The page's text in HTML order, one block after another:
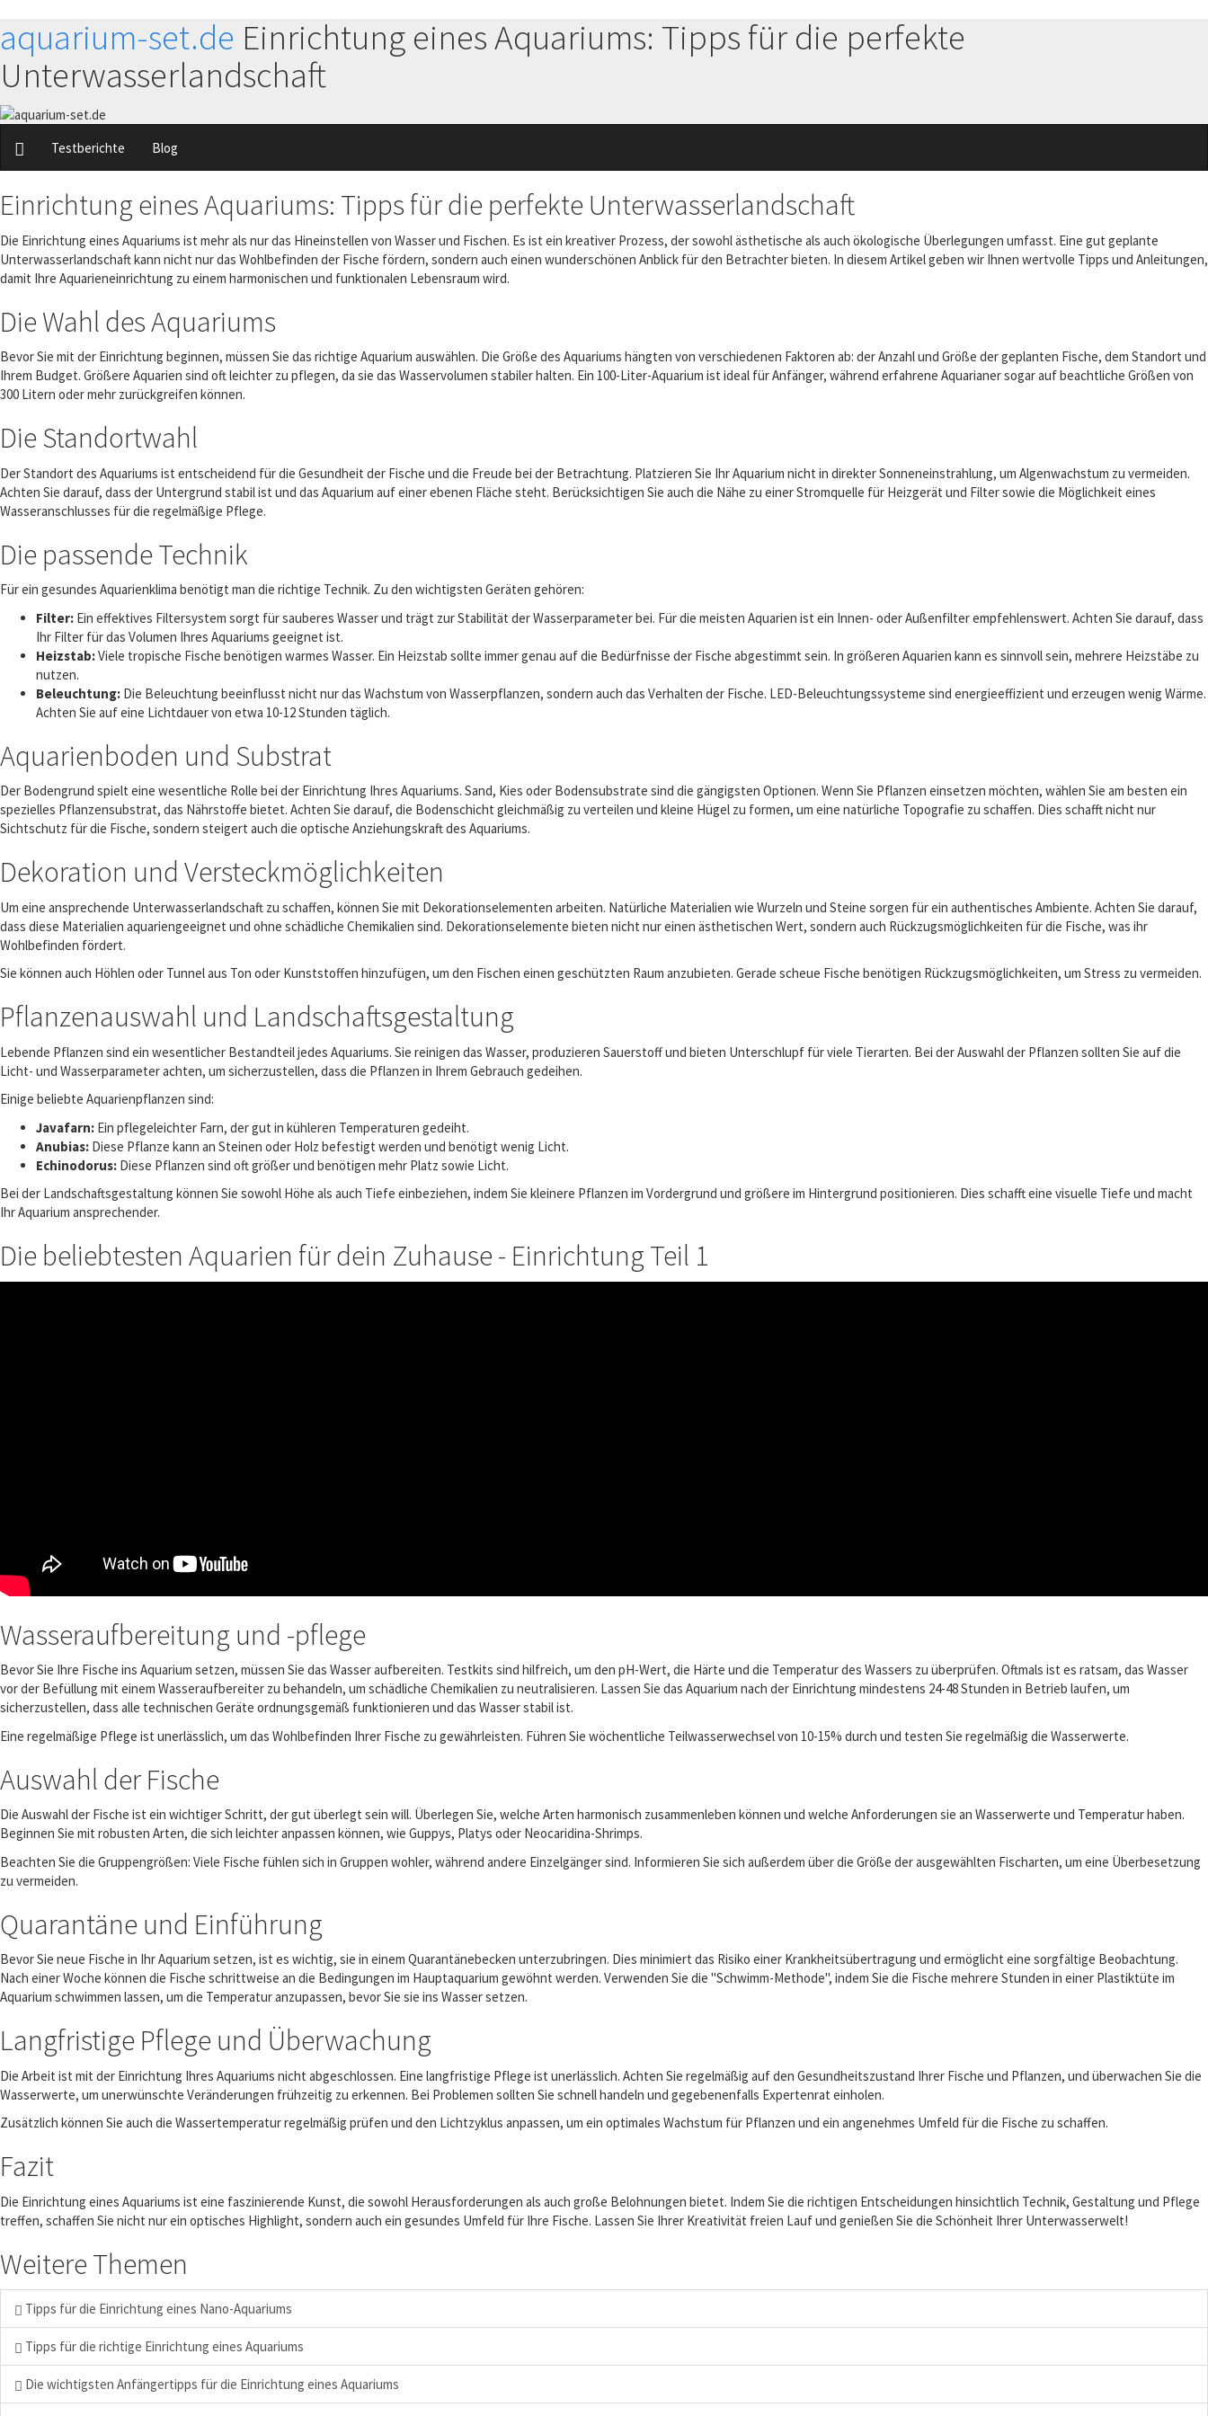
aquarium-set.de Einrichtung eines Aquariums: Tipps für die perfekte
Unterwasserlandschaft
Testberichte Blog
Einrichtung eines Aquariums: Tipps für die perfekte Unterwasserlandschaft
Die Einrichtung eines Aquariums ist mehr als nur das Hineinstellen von Wasser und Fischen. Es ist ein kreativer Prozess, der sowohl ästhetische als auch ökologische Überlegungen umfasst. Eine gut geplante
Unterwasserlandschaft kann nicht nur das Wohlbefinden der Fische fördern, sondern auch einen wunderschönen Anblick für den Betrachter bieten. In diesem Artikel geben wir Ihnen wertvolle Tipps und Anleitungen,
damit Ihre Aquarieneinrichtung zu einem harmonischen und funktionalen Lebensraum wird.
Die Wahl des Aquariums
Bevor Sie mit der Einrichtung beginnen, müssen Sie das richtige Aquarium auswählen. Die Größe des Aquariums hängten von verschiedenen Faktoren ab: der Anzahl und Größe der geplanten Fische, dem Standort und
Ihrem Budget. Größere Aquarien sind oft leichter zu pflegen, da sie das Wasservolumen stabiler halten. Ein 100-Liter-Aquarium ist ideal für Anfänger, während erfahrene Aquarianer sogar auf beachtliche Größen von
300 Litern oder mehr zurückgreifen können.
Die Standortwahl
Der Standort des Aquariums ist entscheidend für die Gesundheit der Fische und die Freude bei der Betrachtung. Platzieren Sie Ihr Aquarium nicht in direkter Sonneneinstrahlung, um Algenwachstum zu vermeiden.
Achten Sie darauf, dass der Untergrund stabil ist und das Aquarium auf einer ebenen Fläche steht. Berücksichtigen Sie auch die Nähe zu einer Stromquelle für Heizgerät und Filter sowie die Möglichkeit eines
Wasseranschlusses für die regelmäßige Pflege.
Die passende Technik
Für ein gesundes Aquarienklima benötigt man die richtige Technik. Zu den wichtigsten Geräten gehören:
Filter: Ein effektives Filtersystem sorgt für sauberes Wasser und trägt zur Stabilität der Wasserparameter bei. Für die meisten Aquarien ist ein Innen- oder Außenfilter empfehlenswert. Achten Sie darauf, dass
Ihr Filter für das Volumen Ihres Aquariums geeignet ist.
Heizstab:Viele tropische Fische benötigen warmes Wasser. Ein Heizstab sollte immer genau auf die Bedürfnisse der Fische abgestimmt sein. In größeren Aquarien kann es sinnvoll sein, mehrere Heizstäbe zu
nutzen.
Beleuchtung: Die Beleuchtung beeinflusst nicht nur das Wachstum von Wasserpflanzen, sondern auch das Verhalten der Fische. LED-Beleuchtungssysteme sind energieeffizient und erzeugen wenig Wärme.
Achten Sie auf eine Lichtdauer von etwa 10-12 Stunden täglich.
Aquarienboden und Substrat
Der Bodengrund spielt eine wesentliche Rolle bei der Einrichtung Ihres Aquariums. Sand, Kies oder Bodensubstrate sind die gängigsten Optionen. Wenn Sie Pflanzen einsetzen möchten, wählen Sie am besten ein
spezielles Pflanzensubstrat, das Nährstoffe bietet. Achten Sie darauf, die Bodenschicht gleichmäßig zu verteilen und kleine Hügel zu formen, um eine natürliche Topografie zu schaffen. Dies schafft nicht nur
Sichtschutz für die Fische, sondern steigert auch die optische Anziehungskraft des Aquariums.
Dekoration und Versteckmöglichkeiten
Um eine ansprechende Unterwasserlandschaft zu schaffen, können Sie mit Dekorationselementen arbeiten. Natürliche Materialien wie Wurzeln und Steine sorgen für ein authentisches Ambiente. Achten Sie darauf,
dass diese Materialien aquariengeeignet und ohne schädliche Chemikalien sind. Dekorationselemente bieten nicht nur einen ästhetischen Wert, sondern auch Rückzugsmöglichkeiten für die Fische, was ihr
Wohlbefinden fördert.
Sie können auch Höhlen oder Tunnel aus Ton oder Kunststoffen hinzufügen, um den Fischen einen geschützten Raum anzubieten. Gerade scheue Fische benötigen Rückzugsmöglichkeiten, um Stress zu vermeiden.
Pflanzenauswahl und Landschaftsgestaltung
Lebende Pflanzen sind ein wesentlicher Bestandteil jedes Aquariums. Sie reinigen das Wasser, produzieren Sauerstoff und bieten Unterschlupf für viele Tierarten. Bei der Auswahl der Pflanzen sollten Sie auf die
Licht- und Wasserparameter achten, um sicherzustellen, dass die Pflanzen in Ihrem Gebrauch gedeihen.
Einige beliebte Aquarienpflanzen sind:
Javafarn: Ein pflegeleichter Farn, der gut in kühleren Temperaturen gedeiht.
Anubias: Diese Pflanze kann an Steinen oder Holz befestigt werden und benötigt wenig Licht.
Echinodorus: Diese Pflanzen sind oft größer und benötigen mehr Platz sowie Licht.
Bei der Landschaftsgestaltung können Sie sowohl Höhe als auch Tiefe einbeziehen, indem Sie kleinere Pflanzen im Vordergrund und größere im Hintergrund positionieren. Dies schafft eine visuelle Tiefe und macht
Ihr Aquarium ansprechender.
Die beliebtesten Aquarien für dein Zuhause - Einrichtung Teil 1
Wasseraufbereitung und -pflege
Bevor Sie Ihre Fische ins Aquarium setzen, müssen Sie das Wasser aufbereiten. Testkits sind hilfreich, um den pH-Wert, die Härte und die Temperatur des Wassers zu überprüfen. Oftmals ist es ratsam, das Wasser
vor der Befüllung mit einem Wasseraufbereiter zu behandeln, um schädliche Chemikalien zu neutralisieren. Lassen Sie das Aquarium nach der Einrichtung mindestens 24-48 Stunden in Betrieb laufen, um
sicherzustellen, dass alle technischen Geräte ordnungsgemäß funktionieren und das Wasser stabil ist.
Eine regelmäßige Pflege ist unerlässlich, um das Wohlbefinden Ihrer Fische zu gewährleisten. Führen Sie wöchentliche Teilwasserwechsel von 10-15% durch und testen Sie regelmäßig die Wasserwerte.
Auswahl der Fische
Die Auswahl der Fische ist ein wichtiger Schritt, der gut überlegt sein will. Überlegen Sie, welche Arten harmonisch zusammenleben können und welche Anforderungen sie an Wasserwerte und Temperatur haben.
Beginnen Sie mit robusten Arten, die sich leichter anpassen können, wie Guppys, Platys oder Neocaridina-Shrimps.
Beachten Sie die Gruppengrößen: Viele Fische fühlen sich in Gruppen wohler, während andere Einzelgänger sind. Informieren Sie sich außerdem über die Größe der ausgewählten Fischarten, um eine Überbesetzung
zu vermeiden.
Quarantäne und Einführung
Bevor Sie neue Fische in Ihr Aquarium setzen, ist es wichtig, sie in einem Quarantänebecken unterzubringen. Dies minimiert das Risiko einer Krankheitsübertragung und ermöglicht eine sorgfältige Beobachtung.
Nach einer Woche können die Fische schrittweise an die Bedingungen im Hauptaquarium gewöhnt werden. Verwenden Sie die "Schwimm-Methode", indem Sie die Fische mehrere Stunden in einer Plastiktüte im
Aquarium schwimmen lassen, um die Temperatur anzupassen, bevor Sie sie ins Wasser setzen.
Langfristige Pflege und Überwachung
Die Arbeit ist mit der Einrichtung Ihres Aquariums nicht abgeschlossen. Eine langfristige Pflege ist unerlässlich. Achten Sie regelmäßig auf den Gesundheitszustand Ihrer Fische und Pflanzen, und überwachen Sie die
Wasserwerte, um unerwünschte Veränderungen frühzeitig zu erkennen. Bei Problemen sollten Sie schnell handeln und gegebenenfalls Expertenrat einholen.
Zusätzlich können Sie auch die Wassertemperatur regelmäßig prüfen und den Lichtzyklus anpassen, um ein optimales Wachstum für Pflanzen und ein angenehmes Umfeld für die Fische zu schaffen.
Fazit
Die Einrichtung eines Aquariums ist eine faszinierende Kunst, die sowohl Herausforderungen als auch große Belohnungen bietet. Indem Sie die richtigen Entscheidungen hinsichtlich Technik, Gestaltung und Pflege
treffen, schaffen Sie nicht nur ein optisches Highlight, sondern auch ein gesundes Umfeld für Ihre Fische. Lassen Sie Ihrer Kreativität freien Lauf und genießen Sie die Schönheit Ihrer Unterwasserwelt!
Weitere Themen
Tipps für die Einrichtung eines Nano-Aquariums
Tipps für die richtige Einrichtung eines Aquariums
Die wichtigsten Anfängertipps für die Einrichtung eines Aquariums